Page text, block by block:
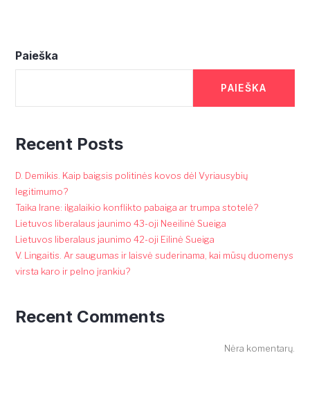
Paieška
PAIEŠKA
Recent Posts
D. Demikis. Kaip baigsis politinės kovos dėl Vyriausybių
legitimumo?
Taika Irane: ilgalaikio konflikto pabaiga ar trumpa stotelė?
Lietuvos liberalaus jaunimo 43-oji Neeilinė Sueiga
Lietuvos liberalaus jaunimo 42-oji Eilinė Sueiga
V. Lingaitis. Ar saugumas ir laisvė suderinama, kai mūsų duomenys
virsta karo ir pelno įrankiu?
Recent Comments
Nėra komentarų.